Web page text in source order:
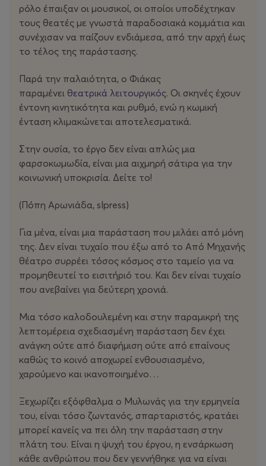
ρόλο έπαιξαν οι μουσικοί, οι οποίοι υποδέχτηκαν
τους θεατές με γνωστά παραδοσιακά κομμάτια και
συνέχισαν να παίζουν ενδιάμεσα, από την αρχή έως
το τέλος της παράστασης.
Παρά την παλαιότητα, ο Φιάκας
παραμένει θεατρικά λειτουργικός. Οι σκηνές έχουν
έντονη κινητικότητα και ρυθμό, ενώ η κωμική
ένταση κλιμακώνεται αποτελεσματικά.
Στην ουσία, το έργο δεν είναι απλώς μια
φαρσοκωμωδία, είναι μια αιχμηρή σάτιρα για την
κοινωνική υποκρισία. Δείτε το!
(Πόπη Αρωνιάδα, slpress)
Για μένα, είναι μια παράσταση που μιλάει από μόνη
της. Δεν είναι τυχαίο που έξω από το Από Μηχανής
θέατρο συρρέει τόσος κόσμος στο ταμείο για να
προμηθευτεί το εισιτήριό του. Και δεν είναι τυχαίο
που ανεβαίνει για δεύτερη χρονιά.
Μια τόσο καλοδουλεμένη και στην παραμικρή της
λεπτομέρεια σχεδιασμένη παράσταση δεν έχει
ανάγκη ούτε από διαφήμιση ούτε από επαίνους
καθώς το κοινό αποχωρεί ενθουσιασμένο,
χαρούμενο και ικανοποιημένο…
Ξεχωρίζει εξόφθαλμα ο Μυλωνάς για την ερμηνεία
του, είναι τόσο ζωντανός, σπαρταριστός, κρατάει
μπορεί κανείς να πει όλη την παράσταση στην
πλάτη του. Είναι η ψυχή του έργου, η ενσάρκωση
κάθε ανθρώπου που δεν γεννήθηκε για να είναι